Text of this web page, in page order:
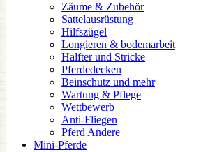
Zäume & Zubehör
Sattelausrüstung
Hilfszügel
Longieren & bodemarbeit
Halfter und Stricke
Pferdedecken
Beinschutz und mehr
Wartung & Pflege
Wettbewerb
Anti-Fliegen
Pferd Andere
Mini-Pferde